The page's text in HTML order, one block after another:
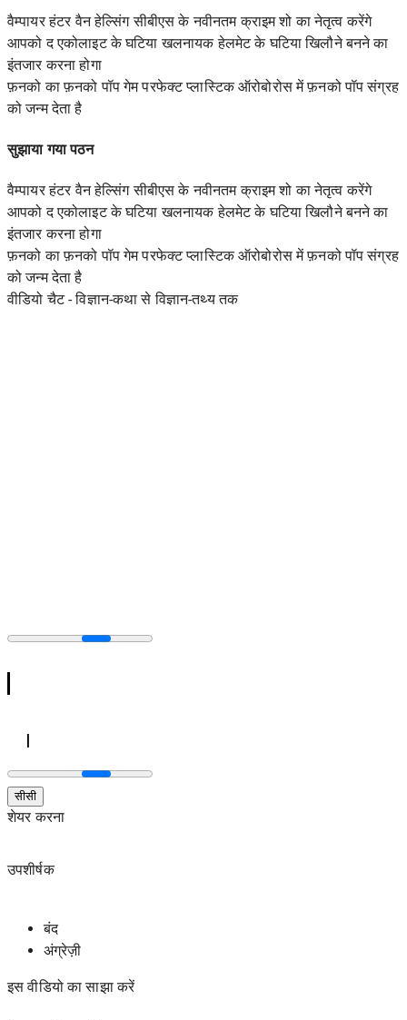
वैम्पायर हंटर वैन हेल्सिंग सीबीएस के नवीनतम क्राइम शो का नेतृत्व करेंगे
आपको द एकोलाइट के घटिया खलनायक हेलमेट के घटिया खिलौने बनने का
इंतजार करना होगा
फ़नको का फ़नको पॉप गेम परफेक्ट प्लास्टिक ऑरोबोरोस में फ़नको पॉप संग्रह
को जन्म देता है
सुझाया गया पठन
वैम्पायर हंटर वैन हेल्सिंग सीबीएस के नवीनतम क्राइम शो का नेतृत्व करेंगे
आपको द एकोलाइट के घटिया खलनायक हेलमेट के घटिया खिलौने बनने का
इंतजार करना होगा
फ़नको का फ़नको पॉप गेम परफेक्ट प्लास्टिक ऑरोबोरोस में फ़नको पॉप संग्रह
को जन्म देता है
वीडियो चैट - विज्ञान-कथा से विज्ञान-तथ्य तक
सीसी
शेयर करना
उपशीर्षक
बंद
अंग्रेज़ी
इस वीडियो का साझा करें